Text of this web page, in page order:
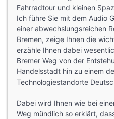
Fahrradtour und kleinen
Ich führe Sie mit dem Audio
einer abwechslungsreichen
Bremen, zeige Ihnen die
erzähle Ihnen dabei
Bremer Weg von der
Handelsstadt hin zu einem
Technologiestandorte
Dabei wird Ihnen wie bei
Weg mündlich so erklärt,